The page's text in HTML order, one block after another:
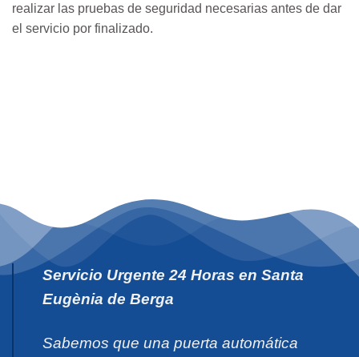
realizar las pruebas de seguridad necesarias antes de dar
el servicio por finalizado.
Servicio Urgente 24 Horas en Santa
Eugènia de Berga
Sabemos que una puerta automática